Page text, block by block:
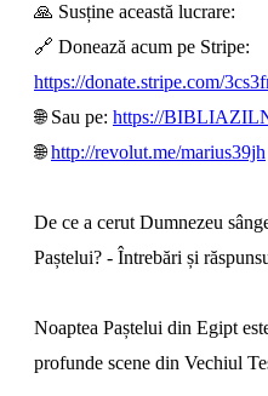
🙏 Susține această lucrare:
🔗 Donează acum pe Stripe:
https://donate.stripe.com/
🌐 Sau pe: https://
🌐http://revolut.me/marius39jh
De ce a cerut Dumnezeu
Paștelui? - Întrebări și
Noaptea Paștelui din Egipt
profunde scene din Vechiul